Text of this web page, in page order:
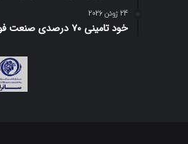
24 ژوئن 2026
خود تامینی ۷۰ درصدی صنعت فولاد در بحث انرژی